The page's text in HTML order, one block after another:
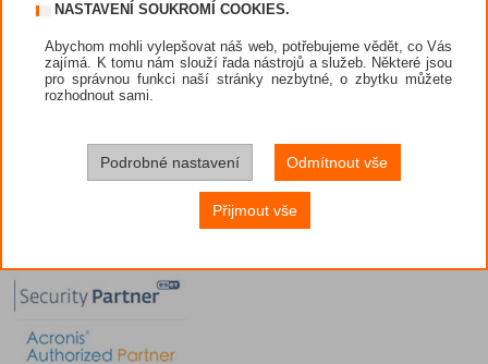
NASTAVENÍ SOUKROMÍ COOKIES.
Abychom mohli vylepšovat náš web, potřebujeme vědět, co Vás
zajímá. K tomu nám slouží řada nástrojů a služeb. Některé jsou
pro správnou funkci naší stránky nezbytné, o zbytku můžete
rozhodnout sami.
Podrobné nastavení Odmítnout vše
Přijmout vše